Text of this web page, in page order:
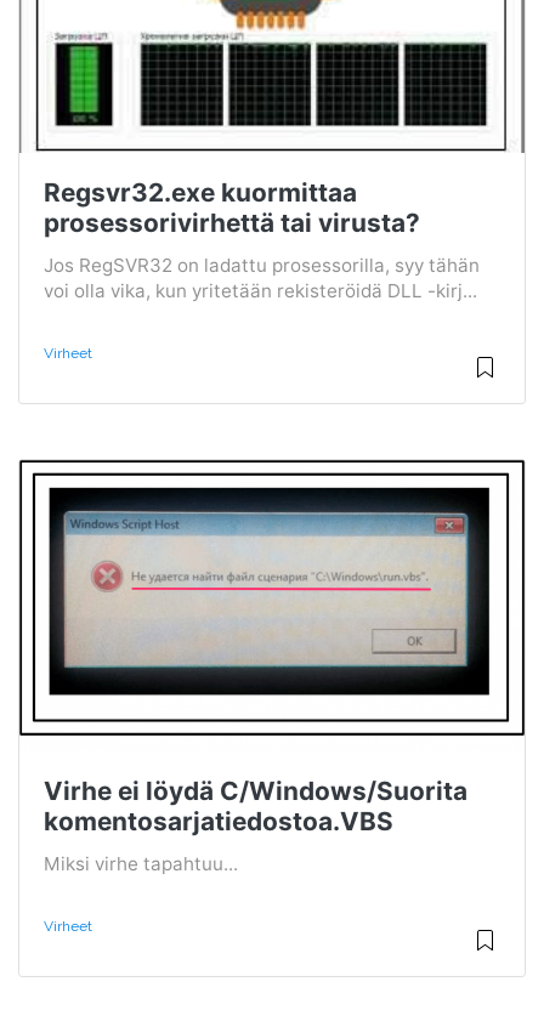
Regsvr32.exe kuormittaa
prosessorivirhettä tai virusta?
Jos RegSVR32 on ladattu prosessorilla, syy tähän
voi olla vika, kun yritetään rekisteröidä DLL -kirj...
Virheet
Virhe ei löydä C/Windows/Suorita
komentosarjatiedostoa.VBS
Miksi virhe tapahtuu...
Virheet